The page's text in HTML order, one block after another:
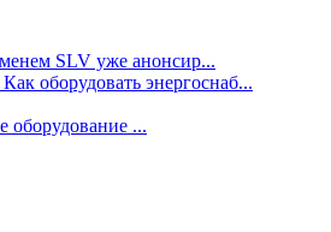
SLV уже анонсир...
оборудовать энергоснаб...
оборудование ...